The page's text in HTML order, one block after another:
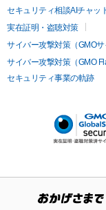
セキュリティ相談AIチャッ
実在証明・盗聴対策
サイバー攻撃対策（GMO
サイバー攻撃対策（GMO
セキュリティ事業の軌跡